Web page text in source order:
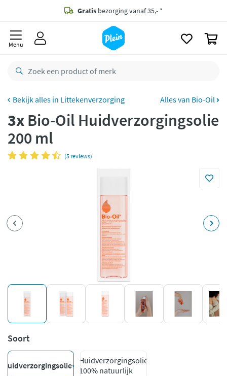
Gratis bezorging vanaf 35,- *
besteld,
retourneren
CO2 neutraal
Betaal met Klarna
Menu
Littekenverzorging Alles van Bio-Oil
3x Bio-Oil Huidverzorgingsolie
200 ml
(5 reviews)
Soort
Huidverzorgingsolie
Huidverzorgingsolie
100% natuurlijk